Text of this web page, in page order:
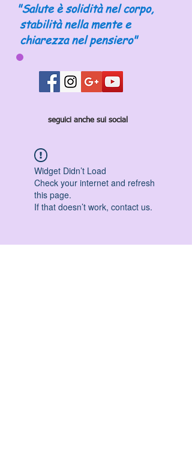
"Salute è solidità nel corpo,
stabilità nella mente e
chiarezza nel pensiero"
seguici anche sui social
Widget Didn’t Load
Check your internet and refresh
this page.
If that doesn’t work, contact us.